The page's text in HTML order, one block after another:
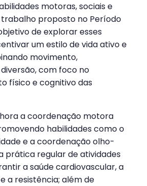
motoras, sociais e
trabalho proposto no Período
de explorar esses
um estilo de vida ativo e
movimento,
com foco no
físico e cognitivo das
a coordenação motora
habilidades como o
e a coordenação olho-
prática regular de atividades
a saúde cardiovascular, a
a resistência; além de